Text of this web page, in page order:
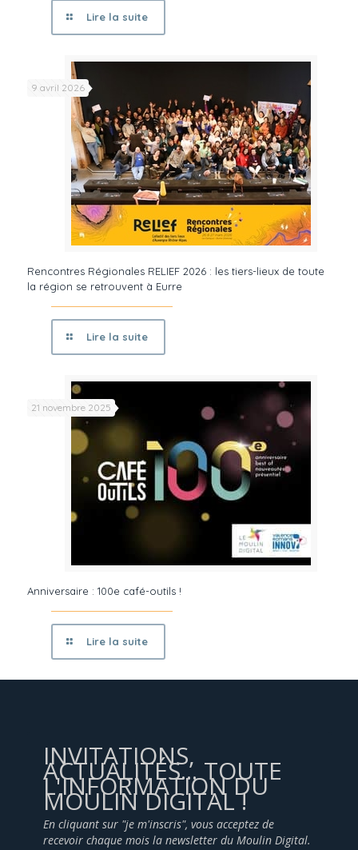
Lire la suite
9 avril 2026
Rencontres Régionales RELIEF 2026 : les tiers-lieux de toute
la région se retrouvent à Eurre
Lire la suite
21 novembre 2025
Anniversaire : 100e café-outils !
Lire la suite
INVITATIONS,
ACTUALITÉS... TOUTE
L'INFORMATION DU
MOULIN DIGITAL !
En cliquant sur "je m'inscris", vous acceptez de
recevoir chaque mois la newsletter du Moulin Digital.